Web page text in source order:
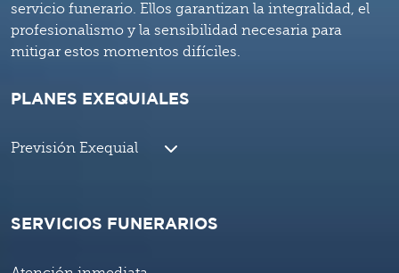
servicio funerario. Ellos garantizan la integralidad, el
profesionalismo y la sensibilidad necesaria para
mitigar estos momentos difíciles.
PLANES EXEQUIALES
Previsión Exequial
SERVICIOS FUNERARIOS